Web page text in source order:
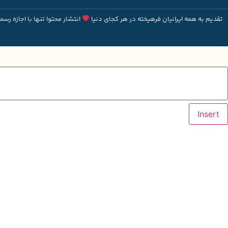
تقدیم به همه ایرانیان فرهیخته در هر کجای دنیا انتشار محتوا تنها با اجازه
Insert